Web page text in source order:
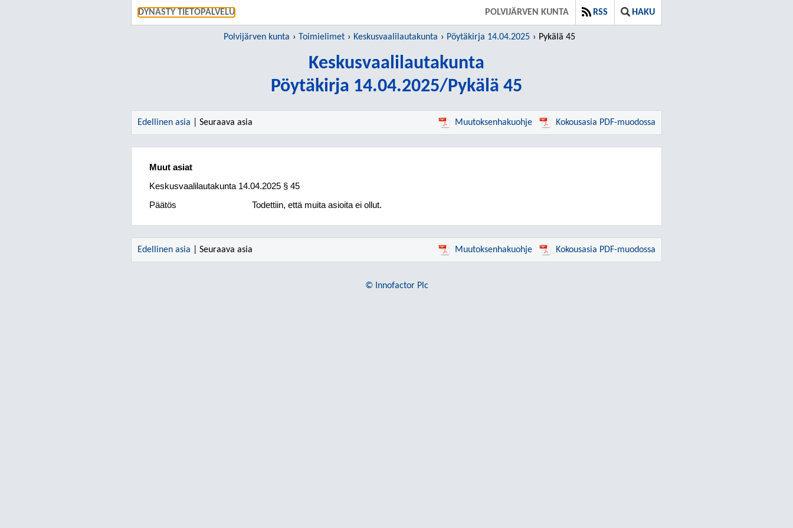
DYNASTY TIETOPALVELU POLVIJÄRVEN KUNTA RSS HAKU
Polvijärven kunta Toimielimet Keskusvaalilautakunta Pöytäkirja 14.04.2025 Pykälä 45
Keskusvaalilautakunta
Pöytäkirja 14.04.2025/Pykälä 45
Edellinen asia | Seuraava asia Muutoksenhakuohje Kokousasia PDF-muodossa
Muut asiat
Keskusvaalilautakunta 14.04.2025 § 45
Päätös
Todettiin, että muita asioita ei ollut.
Edellinen asia | Seuraava asia Muutoksenhakuohje Kokousasia PDF-muodossa
© Innofactor Plc